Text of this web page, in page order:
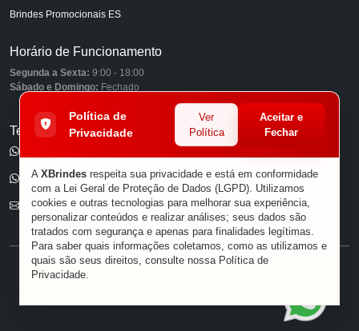
Brindes Promocionais ES
Horário de Funcionamento
Segunda a Sexta: 9:00 - 18:00
Sábado e Domingo: Fechado
Telefones
(11) 96585-7462
E-mail
® XBRINDES
Política de
Privacidade
Ver
Política
Aceitar e
Fechar
A XBrindes respeita sua privacidade e está em conformidade
com a Lei Geral de Proteção de Dados (LGPD). Utilizamos
cookies e outras tecnologias para melhorar sua experiência,
personalizar conteúdos e realizar análises; seus dados são
tratados com segurança e apenas para finalidades legítimas.
Para saber quais informações coletamos, como as utilizamos e
quais são seus direitos, consulte nossa Política de
Privacidade.